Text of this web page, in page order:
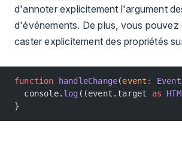
d'annoter explicitement l'argument
d'événements. De plus, vous pouvez
caster explicitement des propriétés
function handleChange(event : Event
  console.
log ((event.target as
}